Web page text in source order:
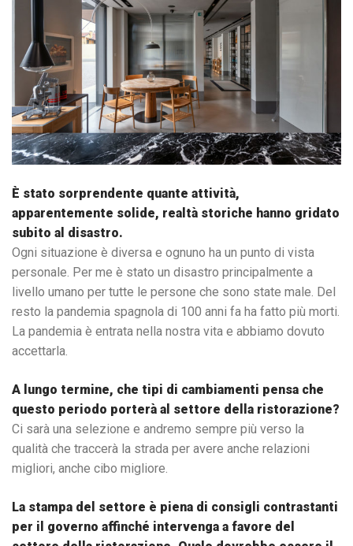
È stato sorprendente quante attività,
apparentemente solide, realtà storiche hanno gridato
subito al disastro.
Ogni situazione è diversa e ognuno ha un punto di vista
personale. Per me è stato un disastro principalmente a
livello umano per tutte le persone che sono state male. Del
resto la pandemia spagnola di 100 anni fa ha fatto più morti.
La pandemia è entrata nella nostra vita e abbiamo dovuto
accettarla.
A lungo termine, che tipi di cambiamenti pensa che
questo periodo porterà al settore della ristorazione?
Ci sarà una selezione e andremo sempre più verso la
qualità che traccerà la strada per avere anche relazioni
migliori, anche cibo migliore.
La stampa del settore è piena di consigli contrastanti
per il governo affinché intervenga a favore del